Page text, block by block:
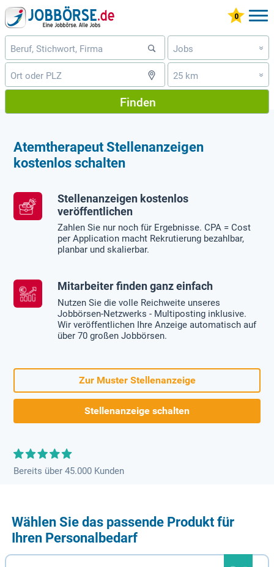
Jobs »
25 km »
Finden
Atemtherapeut Stellenanzeigen
kostenlos schalten
Stellenanzeigen kostenlos
veröffentlichen
Zahlen Sie nur noch für Ergebnisse. CPA = Cost
per Application macht Rekrutierung bezahlbar,
planbar und skalierbar.
Mitarbeiter finden ganz einfach
Nutzen Sie die volle Reichweite unseres
Jobbörsen-Netzwerks - Multiposting inklusive.
Wir veröffentlichen Ihre Anzeige automatisch auf
über 70 großen Jobbörsen.
Zur Muster Stellenanzeige
Stellenanzeige schalten
Bereits über 45.000 Kunden
Wählen Sie das passende Produkt für
Ihren Personalbedarf